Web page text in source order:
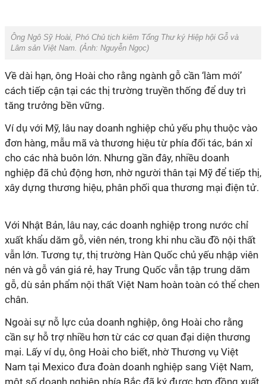
Ông Ngô Sỹ Hoài, Phó Chủ tịch kiêm Tổng Thư ký Hiệp hội Gỗ và
Lâm sản Việt Nam. (Ảnh: Nguyễn Ngọc)
Về dài hạn, ông Hoài cho rằng ngành gỗ cần ‘làm mới’
cách tiếp cận tại các thị trường truyền thống để duy trì
tăng trưởng bền vững.
Ví dụ với Mỹ, lâu nay doanh nghiệp chủ yếu phụ thuộc vào
đơn hàng, mẫu mã và thương hiệu từ phía đối tác, bán xỉ
cho các nhà buôn lớn. Nhưng gần đây, nhiều doanh
nghiệp đã chủ động hơn, nhờ người thân tại Mỹ để tiếp thị,
xây dựng thương hiệu, phân phối qua thương mại điện tử.
Với Nhật Bản, lâu nay, các doanh nghiệp trong nước chỉ
xuất khẩu dăm gỗ, viên nén, trong khi nhu cầu đồ nội thất
vẫn lớn. Tương tự, thị trường Hàn Quốc chủ yếu nhập viên
nén và gỗ ván giá rẻ, hay Trung Quốc vẫn tập trung dăm
gỗ, dù sản phẩm nội thất Việt Nam hoàn toàn có thể chen
chân.
Ngoài sự nỗ lực của doanh nghiệp, ông Hoài cho rằng
cần sự hỗ trợ nhiều hơn từ các cơ quan đại diện thương
mại. Lấy ví dụ, ông Hoài cho biết, nhờ Thương vụ Việt
Nam tại Mexico đưa đoàn doanh nghiệp sang Việt Nam,
một số doanh nghiệp phía Bắc đã ký được hợp đồng xuất